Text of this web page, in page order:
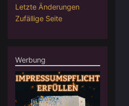
Letzte Änderungen
Zufällige Seite
Werbung